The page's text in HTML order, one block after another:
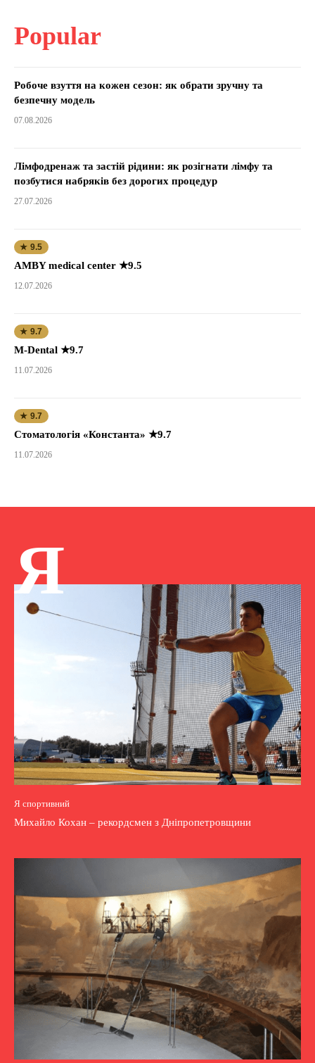
Popular
Робоче взуття на кожен сезон: як обрати зручну та
безпечну модель
07.08.2026
Лімфодренаж та застій рідини: як розігнати лімфу та
позбутися набряків без дорогих процедур
27.07.2026
★ 9.5
AMBY medical center ★9.5
12.07.2026
★ 9.7
M-Dental ★9.7
11.07.2026
★ 9.7
Стоматологія «Константа» ★9.7
11.07.2026
Я
Я спортивний
Михайло Кохан – рекордсмен з Дніпропетровщини